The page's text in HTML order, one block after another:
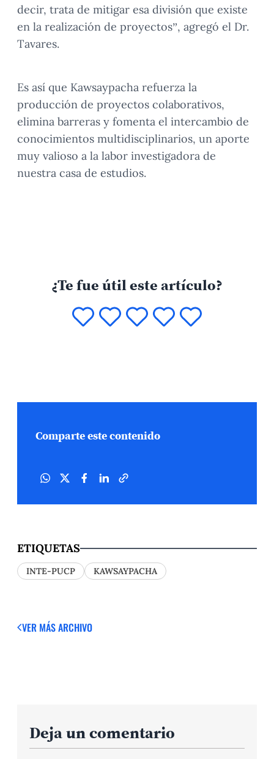
decir, trata de mitigar esa división que existe
en la realización de proyectos”, agregó el Dr.
Tavares.
Es así que Kawsaypacha refuerza la
producción de proyectos colaborativos,
elimina barreras y fomenta el intercambio de
conocimientos multidisciplinarios, un aporte
muy valioso a la labor investigadora de
nuestra casa de estudios.
¿Te fue útil este artículo?
Comparte este contenido
ETIQUETAS
INTE-PUCP KAWSAYPACHA
VER MÁSARCHIVO
Deja un comentario